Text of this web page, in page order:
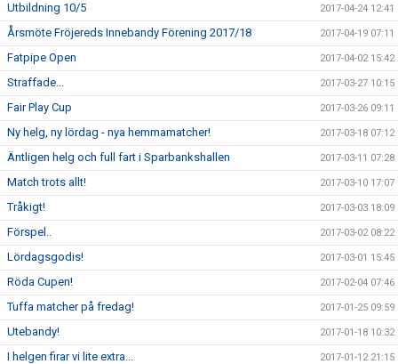
Utbildning 10/5 2017-04-24 12:41
Årsmöte Fröjereds Innebandy Förening 2017/18 2017-04-19 07:11
Fatpipe Open 2017-04-02 15:42
Straffade... 2017-03-27 10:15
Fair Play Cup 2017-03-26 09:11
Ny helg, ny lördag - nya hemmamatcher! 2017-03-18 07:12
Äntligen helg och full fart i Sparbankshallen 2017-03-11 07:28
Match trots allt! 2017-03-10 17:07
Tråkigt! 2017-03-03 18:09
Förspel.. 2017-03-02 08:22
Lördagsgodis! 2017-03-01 15:45
Röda Cupen! 2017-02-04 07:46
Tuffa matcher på fredag! 2017-01-25 09:59
Utebandy! 2017-01-18 10:32
I helgen firar vi lite extra... 2017-01-12 21:15